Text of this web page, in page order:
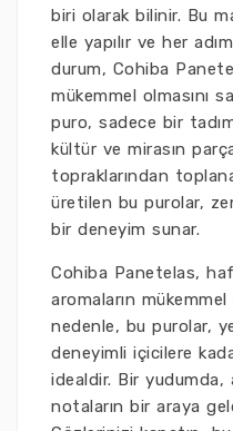
biri olarak bilinir. Bu
elle yapılır ve her
durum, Cohiba
mükemmel olmasını
puro, sadece bir
kültür ve mirasın
topraklarından
üretilen bu purolar,
bir deneyim sunar.
Cohiba Panetelas,
aromaların mükemmel
nedenle, bu purolar,
deneyimli içicilere
idealdir. Bir
notaların bir araya